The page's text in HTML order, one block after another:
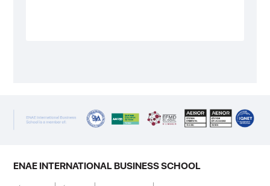
ENAE INTERNATIONAL BUSINESS SCHOOL